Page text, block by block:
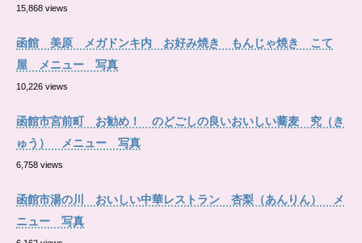
15,868 views
函館 美原 メガドンキ内 お好み焼き もんじゃ焼き こて
屋 メニュー 写真
10,226 views
函館市宮前町 お勧め！ のどごしの良いおいしい蕎麦 究（き
ゅう） メニュー 写真
6,758 views
函館市湯の川 おいしい中華レストラン 杏梨（あんりん） メ
ニュー 写真